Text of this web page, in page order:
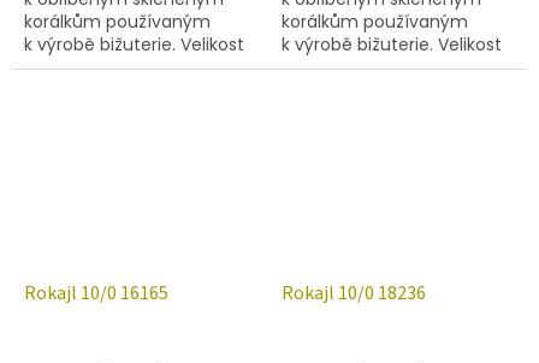
korálkům používaným
k výrobě bižuterie. Velikost
10/0 (2,2-2,4 mm), barva
korálkům používaným
k výrobě bižuterie. Velikost
10/0 (2,2-2,4mm), barva
Rokajl 10/0 16165 Rokajl 10/0 18236